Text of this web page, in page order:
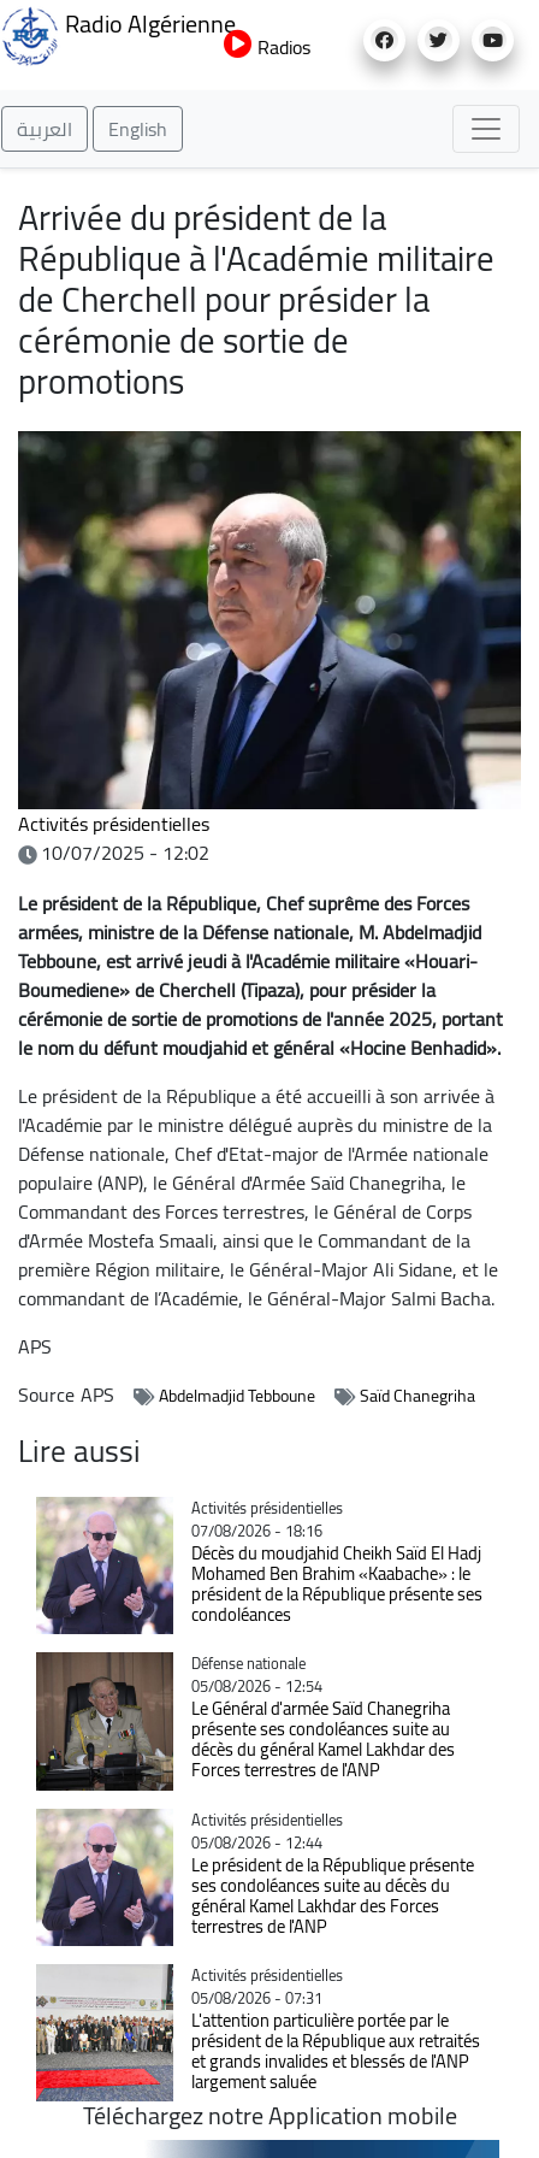
au
Radio Algérienne
Radios
العربية English
Arrivée du président de la
République à l'Académie militaire
de Cherchell pour présider la
cérémonie de sortie de
promotions
Activités présidentielles
10/07/2025 - 12:02
Le président de la République, Chef suprême des Forces
armées, ministre de la Défense nationale, M. Abdelmadjid
Tebboune, est arrivé jeudi à l'Académie militaire «Houari-
Boumediene» de Cherchell (Tipaza), pour présider la
cérémonie de sortie de promotions de l'année 2025, portant
le nom du défunt moudjahid et général «Hocine Benhadid».
Le président de la République a été accueilli à son arrivée à
l'Académie par le ministre délégué auprès du ministre de la
Défense nationale, Chef d'Etat-major de l'Armée nationale
populaire (ANP), le Général d'Armée Saïd Chanegriha, le
Commandant des Forces terrestres, le Général de Corps
d'Armée Mostefa Smaali, ainsi que le Commandant de la
première Région militaire, le Général-Major Ali Sidane, et le
commandant de l’Académie, le Général-Major Salmi Bacha.
APS
SourceAPS Abdelmadjid Tebboune Saïd Chanegriha
Lire aussi
Catégorie
Activités présidentielles
07/08/2026 - 18:16
Décès du moudjahid Cheikh Saïd El Hadj
Mohamed Ben Brahim «Kaabache» : le
président de la République présente ses
condoléances
Catégorie
Défense nationale
05/08/2026 - 12:54
Le Général d'armée Saïd Chanegriha
présente ses condoléances suite au
décès du général Kamel Lakhdar des
Forces terrestres de l'ANP
Catégorie
Activités présidentielles
05/08/2026 - 12:44
Le président de la République présente
ses condoléances suite au décès du
général Kamel Lakhdar des Forces
terrestres de l'ANP
Catégorie
Activités présidentielles
05/08/2026 - 07:31
L'attention particulière portée par le
président de la République aux retraités
et grands invalides et blessés de l'ANP
largement saluée
Téléchargez notre Application mobile